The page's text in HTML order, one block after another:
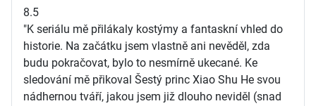
8.5
"K seriálu mě přilákaly kostýmy a fantaskní vhled do
historie. Na začátku jsem vlastně ani nevěděl, zda
budu pokračovat, bylo to nesmírně ukecané. Ke
sledování mě přikoval Šestý princ Xiao Shu He svou
nádhernou tváří, jakou jsem již dlouho neviděl (snad